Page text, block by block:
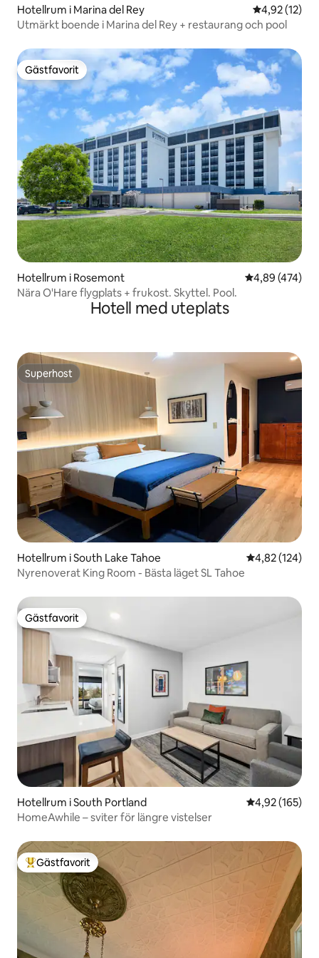
Hotellrum i Marina del Rey 4,92 av 5 i
4,92 (12)
Utmärkt boende i Marina del Rey + restaurang och pool
Gästfavorit
Gästfavorit
Hotellrum i Rosemont 4,89 av 5 i
4,89 (474)
Nära O'Hare flygplats + frukost. Skyttel. Pool.
Hotell med uteplats
Superhost
Superhost
Hotellrum i South Lake Tahoe 4,82 av 5 i
4,82 (124)
Nyrenoverat King Room - Bästa läget SL Tahoe
Gästfavorit
Gästfavorit
Hotellrum i South Portland 4,92 av 5 i
4,92 (165)
HomeAwhile – sviter för längre vistelser
Populär gästfavorit
Gästfavorit